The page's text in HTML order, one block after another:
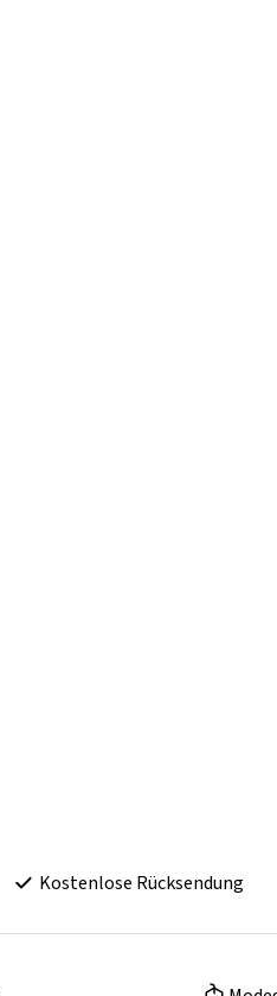
Kostenlose Rücksendung